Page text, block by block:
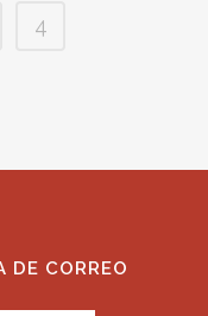
4
DE CORREO